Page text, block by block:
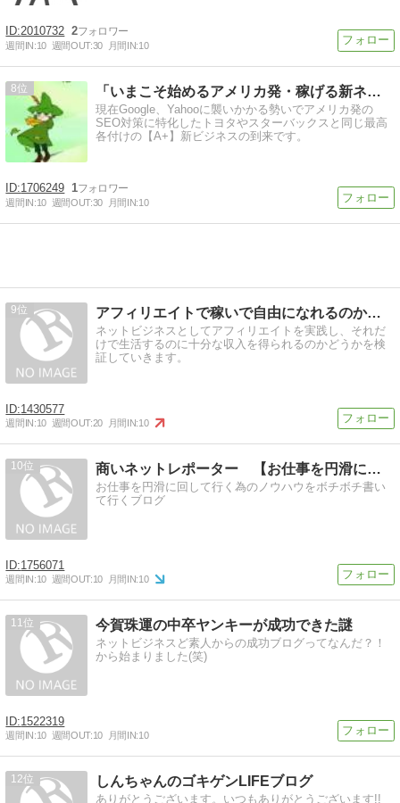
2010732 2
週間IN:10 週間OUT:30 月間IN:10
8 「いまこそ始めるアメリカ発・稼げる新ネットビジネス」
現在Google、Yahooに襲いかかる勢いでアメリカ発の
SEO対策に特化したトヨタやスターバックスと同じ最高
各付けの【A+】新ビジネスの到来です。
1706249 1
週間IN:10 週間OUT:30 月間IN:10
9 アフィリエイトで稼いで自由になれるのか試してみる
ネットビジネスとしてアフィリエイトを実践し、それだ
けで生活するのに十分な収入を得られるのかどうかを検
証していきます。
1430577
週間IN:10 週間OUT:20 月間IN:10
10 商いネットレポーター 【お仕事を円滑に回す為のブログ】
お仕事を円滑に回して行く為のノウハウをボチボチ書い
て行くブログ
1756071
週間IN:10 週間OUT:10 月間IN:10
11 今賀珠運の中卒ヤンキーが成功できた謎
ネットビジネスど素人からの成功ブログってなんだ？！
から始まりました(笑)
1522319
週間IN:10 週間OUT:10 月間IN:10
12 しんちゃんのゴキゲンLIFEブログ
ありがとうございます。いつもありがとうございます!!